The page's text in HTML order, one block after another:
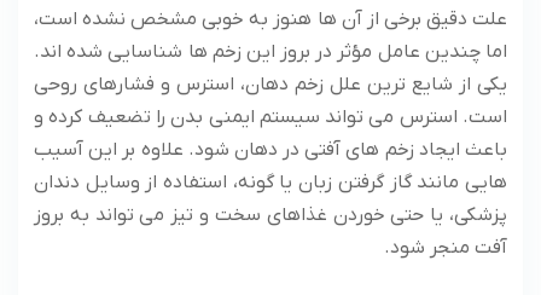
علت دقیق برخی از آن ها هنوز به خوبی مشخص نشده است،
اما چندین عامل مؤثر در بروز این زخم ها شناسایی شده اند.
یکی از شایع ترین علل زخم دهان، استرس و فشارهای روحی
است. استرس می تواند سیستم ایمنی بدن را تضعیف کرده و
باعث ایجاد زخم های آفتی در دهان شود. علاوه بر این آسیب
هایی مانند گاز گرفتن زبان یا گونه، استفاده از وسایل دندان
پزشکی، یا حتی خوردن غذاهای سخت و تیز می تواند به بروز
آفت منجر شود.